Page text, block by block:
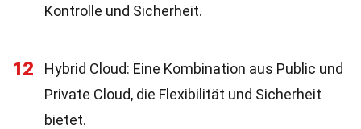
Kontrolle und Sicherheit.
12
Hybrid Cloud: Eine Kombination aus Public und
Private Cloud, die Flexibilität und Sicherheit
bietet.